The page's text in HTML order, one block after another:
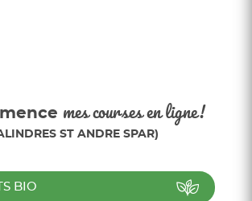
mes courses en ligne!
ST ANDRE SPAR)
BIO